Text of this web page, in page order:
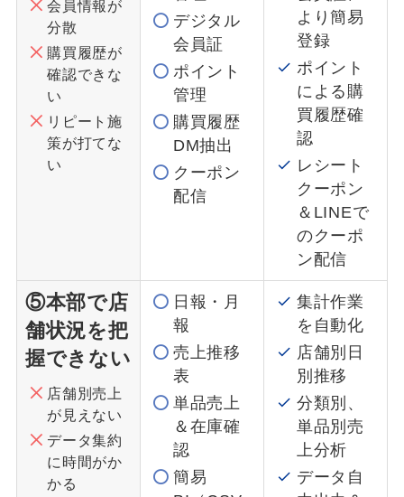
会員情報が
分散
購買履歴が
確認できな
い
リピート施
策が打てな
い
デジタル
会員証
ポイント
管理
購買履歴
DM抽出
クーポン
配信
より簡易
登録
ポイント
による購
買履歴確
認
レシート
クーポン
＆LINEで
のクーポ
ン配信
⑤本部で店
舗状況を把
握できない
店舗別売上
が見えない
データ集約
に時間がか
かる
日報・月
報
売上推移
表
単品売上
＆在庫確
認
簡易
集計作業
を自動化
店舗別日
別推移
分類別、
単品別売
上分析
データ自